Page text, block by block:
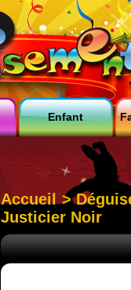
Enfant
Accueil >
Justicier Noir